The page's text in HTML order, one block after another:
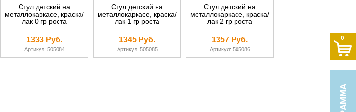
Стул детский на
металлокаркасе, краска/
лак 0 гр роста
1333 Руб.
Артикул: 505084
Стул детский на
металлокаркасе, краска/
лак 1 гр роста
1345 Руб.
Артикул: 505085
Стул детский на
металлокаркасе, краска/
лак 2 гр роста
1357 Руб.
Артикул: 505086
0